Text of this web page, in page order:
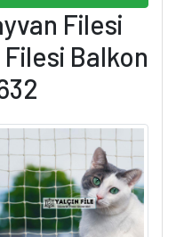
Filesi
Balkon